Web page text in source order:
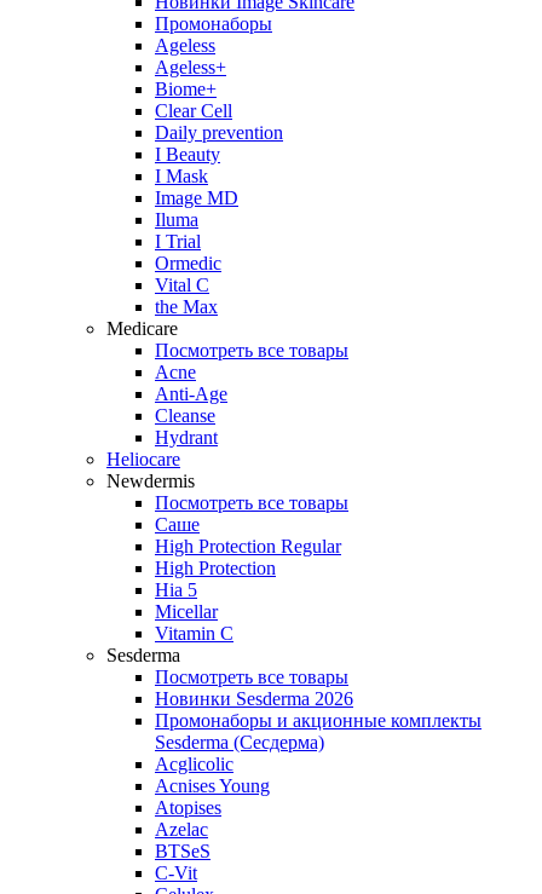
Промонаборы
Ageless
Ageless+
Biome+
Clear Cell
Daily prevention
I Beauty
I Mask
Image MD
Iluma
I Trial
Ormedic
Vital C
the Max
Medicare
Посмотреть все товары
Acne
Anti‑Age
Cleanse
Hydrant
Heliocare
Newdermis
Посмотреть все товары
Саше
High Protection Regular
High Protection
Hia 5
Micellar
Vitamin C
Sesderma
Посмотреть все товары
Новинки Sesderma 2026
Промонаборы и акционные комплекты
Sesderma (Сесдерма)
Acglicolic
Acnises Young
Atopises
Azelac
BTSeS
C‑Vit